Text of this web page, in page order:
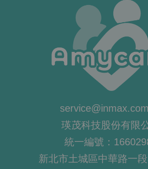
瑛茂科技股份有限
統一編號：
新北市土城區中華路一